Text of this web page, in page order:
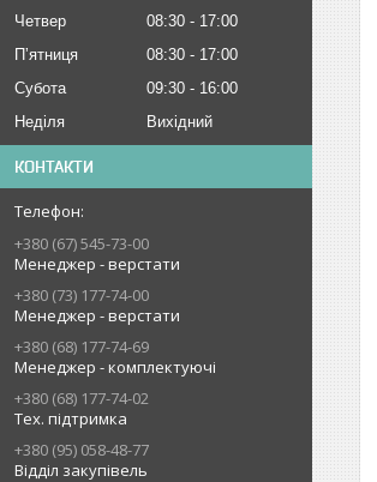
Четвер
08:30
17:00
Пʼятниця
08:30
17:00
Субота
09:30
16:00
Неділя
Вихідний
КОНТАКТИ
+380 (67) 545-73-00
Менеджер - верстати
+380 (73) 177-74-00
Менеджер - верстати
+380 (68) 177-74-69
Менеджер - комплектуючі
+380 (68) 177-74-02
Тех. підтримка
+380 (95) 058-48-77
Відділ закупівель